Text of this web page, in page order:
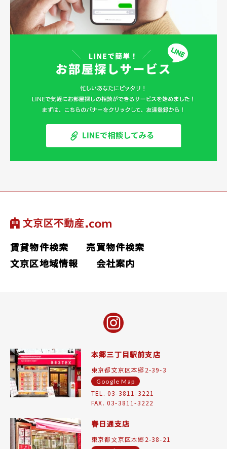
賃貸物件検索
売買物件検索
文京区地域情報
会社案内
本郷三丁目駅前支店
東京都文京区本郷2-39-3
Google Map
TEL. 03-3811-3221
FAX. 03-3811-3222
春日通支店
東京都文京区本郷2-38-21